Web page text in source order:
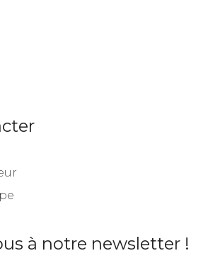
à notre newsletter !